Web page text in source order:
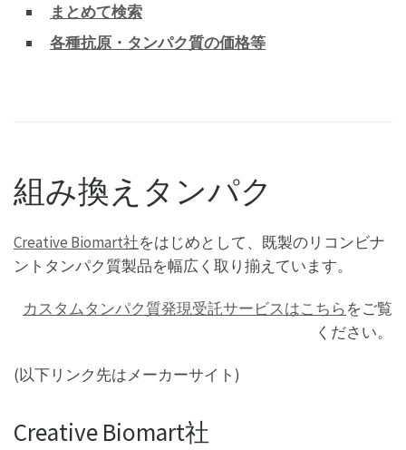
まとめて検索
各種抗原・タンパク質の価格等
組み換えタンパク
Creative Biomart社をはじめとして、既製のリコンビナ
ントタンパク質製品を幅広く取り揃えています。
カスタムタンパク質発現受託サービスはこちらをご覧
ください。
(以下リンク先はメーカーサイト)
Creative Biomart社